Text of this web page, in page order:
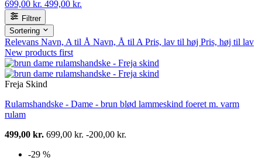
699,00 kr. 499,00 kr.
Filtrer
Sortering
Relevans Navn, A til Å Navn, Å til A Pris, lav til høj Pris, høj til lav
New products first
Freja Skind
Rulamshandske - Dame - brun blød lammeskind foeret m. varm
rulam
499,00 kr. 699,00 kr. -200,00 kr.
-29 %